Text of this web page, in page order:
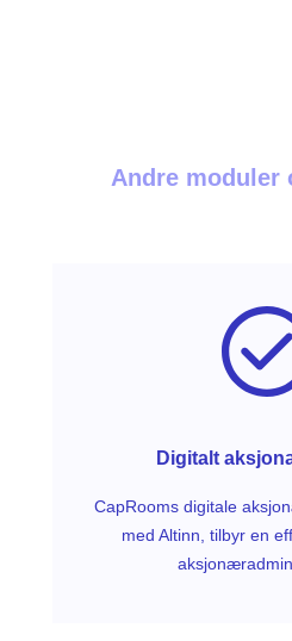
Andre moduler
Digitalt
CapRooms digitale
med Altinn, tilbyr en